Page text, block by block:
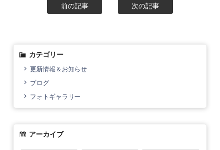
前の記事 次の記事
カテゴリー
更新情報＆お知らせ
ブログ
フォトギャラリー
アーカイブ